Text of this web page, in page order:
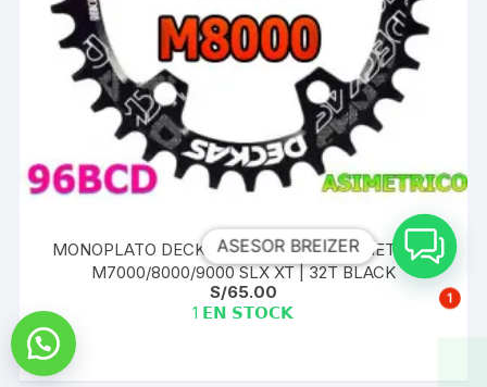
MONOPLATO DECKAS OVAL 96BCD ASIMETRICO
M7000/8000/9000 SLX XT | 32T BLACK
S/65.00
1 𝗘𝗡 𝗦𝗧𝗢𝗖𝗞
ASESOR BREIZER
1